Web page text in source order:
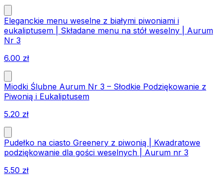
Eleganckie menu weselne z białymi piwoniami i
eukaliptusem | Składane menu na stół weselny | Aurum
Nr 3
6.00 zł
Miodki Ślubne Aurum Nr 3 – Słodkie Podziękowanie z
Piwonią i Eukaliptusem
5.20 zł
Pudełko na ciasto Greenery z piwonią | Kwadratowe
podziękowanie dla gości weselnych | Aurum nr 3
5.50 zł